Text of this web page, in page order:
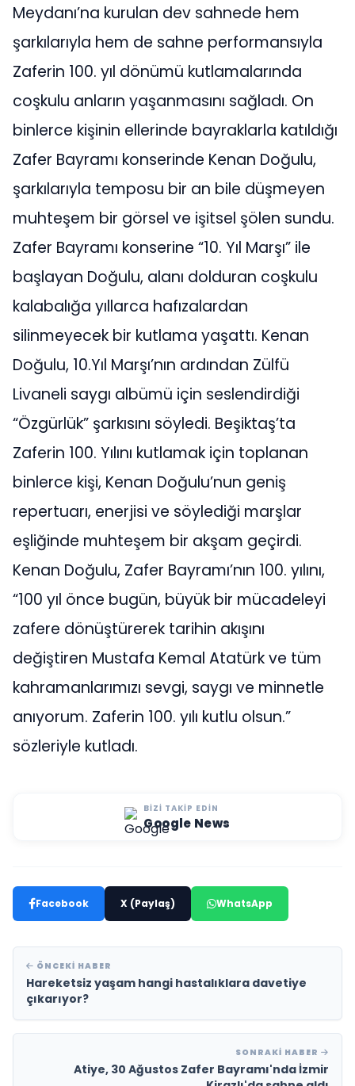
Meydanı’na kurulan dev sahnede hem
şarkılarıyla hem de sahne performansıyla
Zaferin 100. yıl dönümü kutlamalarında
coşkulu anların yaşanmasını sağladı. On
binlerce kişinin ellerinde bayraklarla katıldığı
Zafer Bayramı konserinde Kenan Doğulu,
şarkılarıyla temposu bir an bile düşmeyen
muhteşem bir görsel ve işitsel şölen sundu.
Zafer Bayramı konserine “10. Yıl Marşı” ile
başlayan Doğulu, alanı dolduran coşkulu
kalabalığa yıllarca hafızalardan
silinmeyecek bir kutlama yaşattı. Kenan
Doğulu, 10.Yıl Marşı’nın ardından Zülfü
Livaneli saygı albümü için seslendirdiği
“Özgürlük” şarkısını söyledi. Beşiktaş’ta
Zaferin 100. Yılını kutlamak için toplanan
binlerce kişi, Kenan Doğulu’nun geniş
repertuarı, enerjisi ve söylediği marşlar
eşliğinde muhteşem bir akşam geçirdi.
Kenan Doğulu, Zafer Bayramı’nın 100. yılını,
“100 yıl önce bugün, büyük bir mücadeleyi
zafere dönüştürerek tarihin akışını
değiştiren Mustafa Kemal Atatürk ve tüm
kahramanlarımızı sevgi, saygı ve minnetle
anıyorum. Zaferin 100. yılı kutlu olsun.”
sözleriyle kutladı.
BIZI TAKIP EDIN
Google News
Facebook X (Paylaş) WhatsApp
ÖNCEKI HABER
Hareketsiz yaşam hangi hastalıklara davetiye
çıkarıyor?
SONRAKI HABER
Atiye, 30 Ağustos Zafer Bayramı'nda İzmir